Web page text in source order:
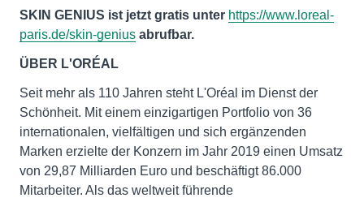
SKIN GENIUS ist jetzt gratis unter https://www.loreal-
paris.de/skin-genius abrufbar.
ÜBER L'ORÉAL
Seit mehr als 110 Jahren steht L'Oréal im Dienst der
Schönheit. Mit einem einzigartigen Portfolio von 36
internationalen, vielfältigen und sich ergänzenden
Marken erzielte der Konzern im Jahr 2019 einen Umsatz
von 29,87 Milliarden Euro und beschäftigt 86.000
Mitarbeiter. Als das weltweit führende